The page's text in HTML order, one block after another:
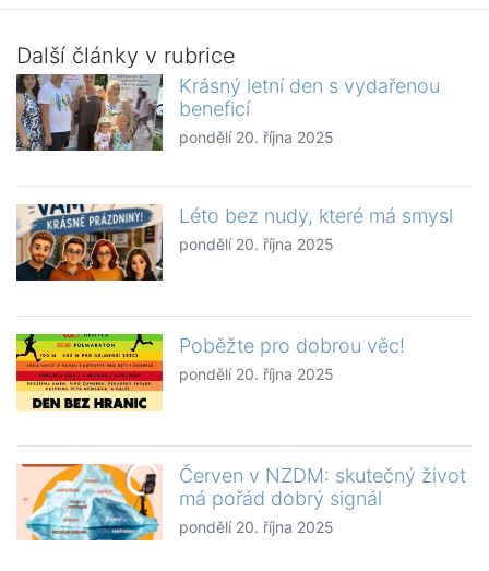
Další články v rubrice
Krásný letní den s vydařenou
beneficí
pondělí 20. října 2025
Léto bez nudy, které má smysl
pondělí 20. října 2025
Poběžte pro dobrou věc!
pondělí 20. října 2025
Červen v NZDM: skutečný život
má pořád dobrý signál
pondělí 20. října 2025